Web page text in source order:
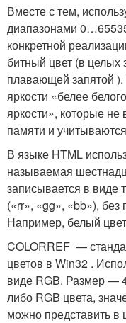
Вместе с тем,
диапазонами
конкретной
битный цвет (в целых
плавающей запятой
яркости «белее
яркости», которые не
памяти и
В языке HTML
называемая
записывается в виде
(«rr», «gg», «bb»), без
Например, белый
COLORREF —
цветов в Win32 .
виде RGB. Размер —
либо RGB цвета,
можно представить в